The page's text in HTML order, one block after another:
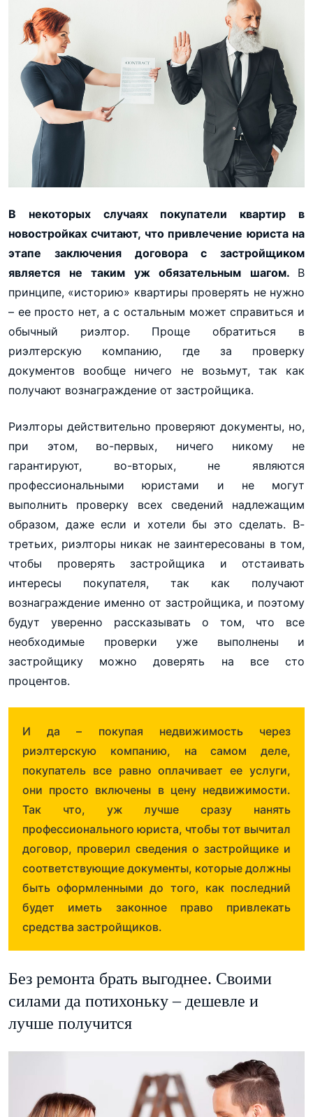
В некоторых случаях покупатели квартир в
новостройках считают, что привлечение юриста на
этапе заключения договора с застройщиком
является не таким уж обязательным шагом. В
принципе, «историю» квартиры проверять не нужно
– ее просто нет, а с остальным может справиться и
обычный риэлтор. Проще обратиться в
риэлтерскую компанию, где за проверку
документов вообще ничего не возьмут, так как
получают вознаграждение от застройщика.
Риэлторы действительно проверяют документы, но,
при этом, во-первых, ничего никому не
гарантируют, во-вторых, не являются
профессиональными юристами и не могут
выполнить проверку всех сведений надлежащим
образом, даже если и хотели бы это сделать. В-
третьих, риэлторы никак не заинтересованы в том,
чтобы проверять застройщика и отстаивать
интересы покупателя, так как получают
вознаграждение именно от застройщика, и поэтому
будут уверенно рассказывать о том, что все
необходимые проверки уже выполнены и
застройщику можно доверять на все сто
процентов.
И да – покупая недвижимость через
риэлтерскую компанию, на самом деле,
покупатель все равно оплачивает ее услуги,
они просто включены в цену недвижимости.
Так что, уж лучше сразу нанять
профессионального юриста, чтобы тот вычитал
договор, проверил сведения о застройщике и
соответствующие документы, которые должны
быть оформленными до того, как последний
будет иметь законное право привлекать
средства застройщиков.
Без ремонта брать выгоднее. Своими
силами да потихоньку – дешевле и
лучше получится